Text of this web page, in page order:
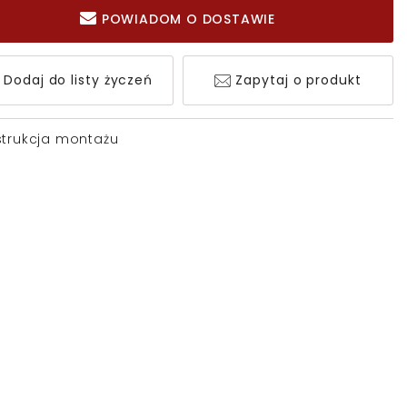
POWIADOM O DOSTAWIE
Dodaj do listy życzeń Zapytaj o produkt
montażu